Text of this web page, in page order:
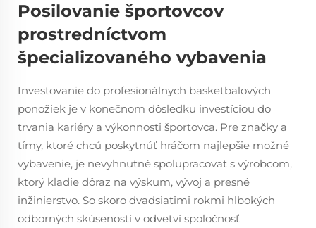
Posilovanie športovcov
prostredníctvom
špecializovaného vybavenia
Investovanie do profesionálnych basketbalových
ponožiek je v konečnom dôsledku investíciou do
trvania kariéry a výkonnosti športovca. Pre značky a
tímy, ktoré chcú poskytnúť hráčom najlepšie možné
vybavenie, je nevyhnutné spolupracovať s výrobcom,
ktorý kladie dôraz na výskum, vývoj a presné
inžinierstvo. So skoro dvadsiatimi rokmi hlbokých
odborných skúseností v odvetví spoločnosť